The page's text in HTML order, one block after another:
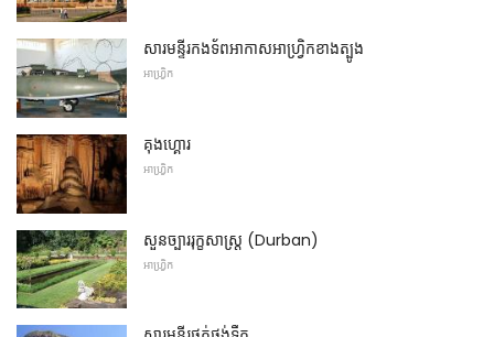
សារមន្ទីរកងទ័ពអាកាសអាហ្វ្រិកខាងត្បូង
អាហ្វ្រិក
គុងហ្គោរ
អាហ្វ្រិក
សួនច្បាររុក្ខសាស្ត្រ (Durban)
អាហ្វ្រិក